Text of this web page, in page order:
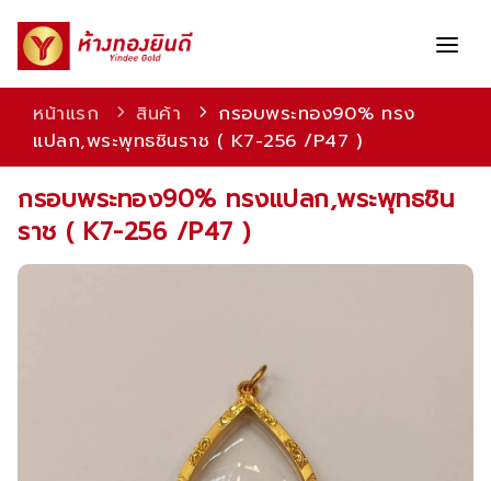
สินค้า
บริการ
โปรโมชัน
หน้าแรก สินค้า
กรอบพระทอง90% ทรง
แปลก,พระพุทธชินราช ( K7-256 /P47 )
กรอบพระทอง90% ทรงแปลก,พระพุทธชิน
ราช ( K7-256 /P47 )